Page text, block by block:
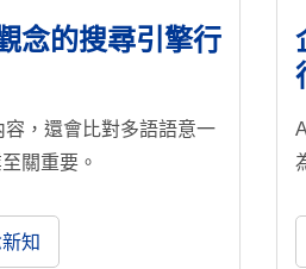
念的搜尋引擎行
，還會比對多語語意一
關重要。
知